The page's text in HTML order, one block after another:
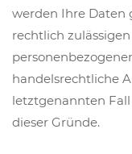
werden Ihre Daten
rechtlich
handelsrechtliche
letztgenannten
dieser Gründe.